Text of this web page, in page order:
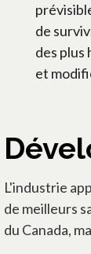
de
des plus
et
L'industrie
de meilleurs
du Canada,